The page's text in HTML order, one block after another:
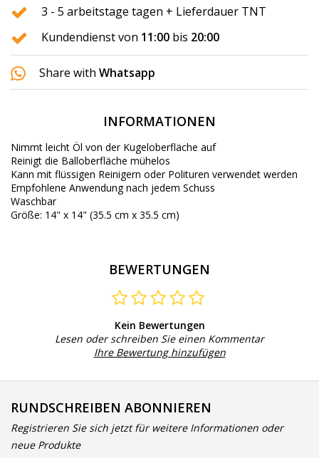
3 - 5 arbeitstage tagen + Lieferdauer TNT
Kundendienst von 11:00 bis 20:00
Share with Whatsapp
INFORMATIONEN
Nimmt leicht Öl von der Kugeloberfläche auf
Reinigt die Balloberfläche mühelos
Kann mit flüssigen Reinigern oder Polituren verwendet werden
Empfohlene Anwendung nach jedem Schuss
Waschbar
Größe: 14" x 14" (35.5 cm x 35.5 cm)
BEWERTUNGEN
Kein Bewertungen
Lesen oder schreiben Sie einen Kommentar
Ihre Bewertung hinzufügen
RUNDSCHREIBEN ABONNIEREN
Registrieren Sie sich jetzt für weitere Informationen oder
neue Produkte